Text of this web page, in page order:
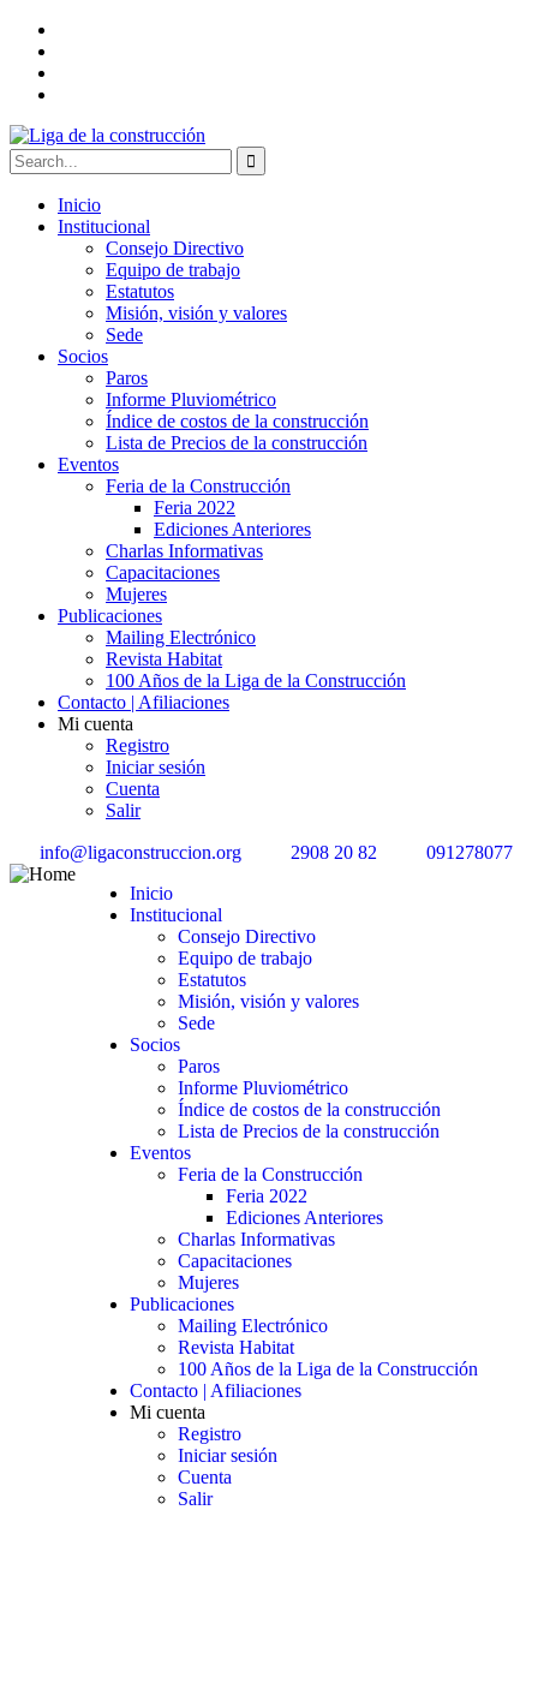
Inicio
Institucional
Consejo Directivo
Equipo de trabajo
Estatutos
Misión, visión y valores
Sede
Socios
Paros
Informe Pluviométrico
Índice de costos de la construcción
Lista de Precios de la construcción
Eventos
Feria de la Construcción
Feria 2022
Ediciones Anteriores
Charlas Informativas
Capacitaciones
Mujeres
Publicaciones
Mailing Electrónico
Revista Habitat
100 Años de la Liga de la Construcción
Contacto | Afiliaciones
Mi cuenta
Registro
Iniciar sesión
Cuenta
Salir
info@ligaconstruccion.org 2908 20 82
091278077
Inicio
Institucional
Consejo Directivo
Equipo de trabajo
Estatutos
Misión, visión y valores
Sede
Socios
Paros
Informe Pluviométrico
Índice de costos de la construcción
Lista de Precios de la construcción
Eventos
Feria de la Construcción
Feria 2022
Ediciones Anteriores
Charlas Informativas
Capacitaciones
Mujeres
Publicaciones
Mailing Electrónico
Revista Habitat
100 Años de la Liga de la Construcción
Contacto | Afiliaciones
Mi cuenta
Registro
Iniciar sesión
Cuenta
Salir